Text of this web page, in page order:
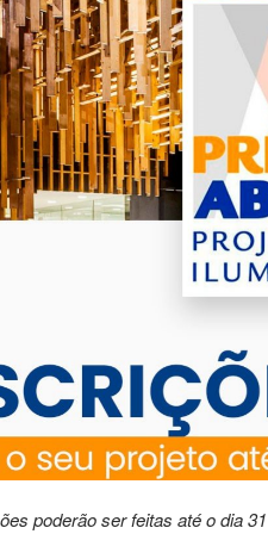
poderão ser feitas até o dia